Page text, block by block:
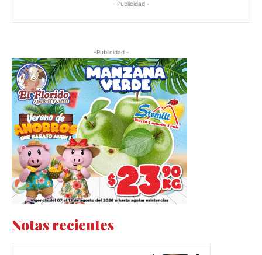
- Publicidad -
-Publicidad -
Notas recientes